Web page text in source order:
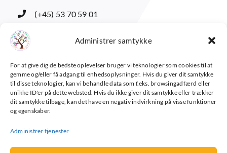
Administrer samtykke
For at give dig de bedste oplevelser bruger vi teknologier som cookies til at
gemme og/eller få adgang til enhedsoplysninger. Hvis du giver dit samtykke
til disse teknologier, kan vi behandle data som f.eks. browsingadfærd eller
unikke ID'er på dette websted. Hvis du ikke giver dit samtykke eller trækker
dit samtykke tilbage, kan det have en negativ indvirkning på visse funktioner
og egenskaber.
Administrer tjenester
(+45) 53 70 59 01
Forældreintra
Elevintra
Lærerintra